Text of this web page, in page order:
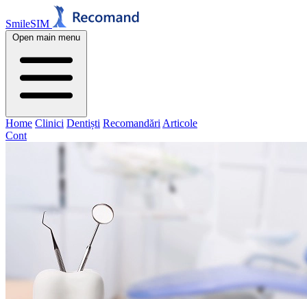
SmileSIM
Open main menu
Home Clinici Dentiști Recomandări Articole
Cont